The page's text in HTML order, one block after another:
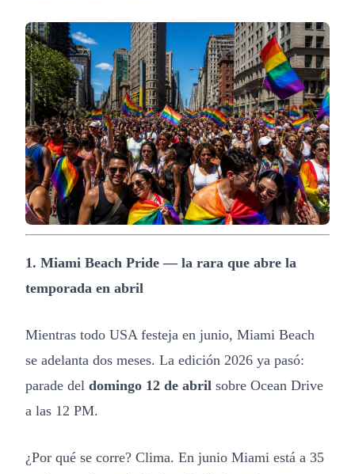
1. Miami Beach Pride — la rara que abre la
temporada en abril
Mientras todo USA festeja en junio, Miami Beach
se adelanta dos meses. La edición 2026 ya pasó:
parade del domingo 12 de abril sobre Ocean Drive
a las 12 PM.
¿Por qué se corre? Clima. En junio Miami está a 35